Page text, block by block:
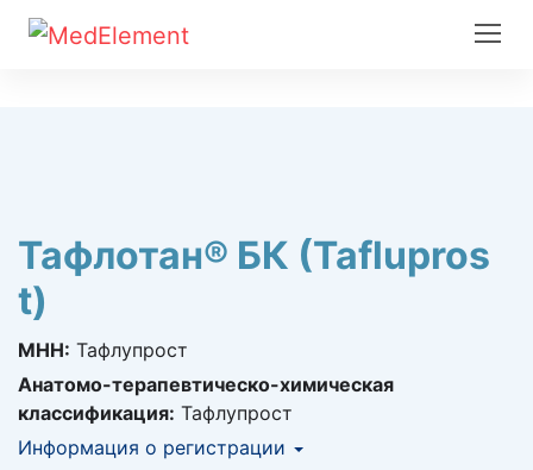
Тафлотан® БК (Taflupros
t)
МНН: Тафлупрост
Анатомо-терапевтическо-химическая
классификация: Тафлупрост
Информация о регистрации